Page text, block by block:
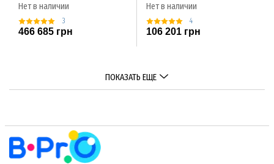
Нет в наличии
3
466 685 грн
Нет в наличии
4
106 201 грн
ПОКАЗАТЬ ЕЩЕ